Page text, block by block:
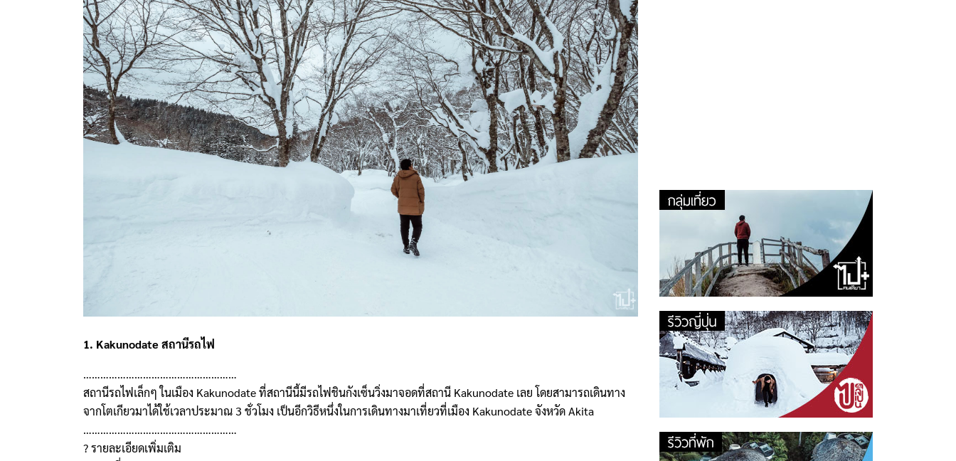
1. Kakunodate สถานีรถไฟ
………………………………………………
สถานีรถไฟเล็กๆ ในเมือง Kakunodate ที่สถานีนี้มีรถไฟชินกังเซ็นวิ่งมาจอดที่สถานี Kakunodate เลย โดยสามารถเดินทาง
จากโตเกียวมาได้ใช้เวลาประมาณ 3 ชั่วโมง เป็นอีกวิธีหนึ่งในการเดินทางมาเที่ยวที่เมือง Kakunodate จังหวัด Akita
………………………………………………
? รายละเอียดเพิ่มเติม